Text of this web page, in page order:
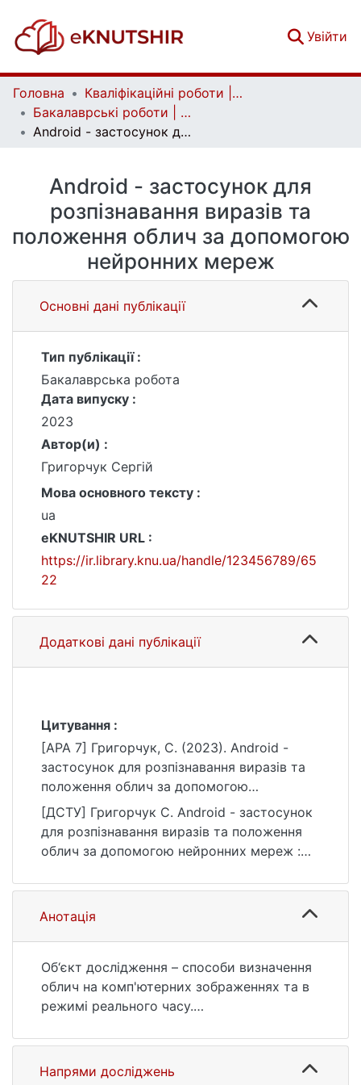
Увійти
Головна
Кваліфікаційні роботи | Qualifying works
Бакалаврські роботи | Bachelor theses
Android - застосунок для розпізнавання виразів та положення облич за допомогою нейронних мереж
Android - застосунок для
розпізнавання виразів та
положення облич за допомогою
нейронних мереж
Основні дані публікації
Тип публікації :
Бакалаврська робота
Дата випуску :
2023
Автор(и) :
Григорчук Сергій
Мова основного тексту :
ua
eKNUTSHIR URL :
https://ir.library.knu.ua/handle/123456789/65
22
Додаткові дані публікації
Цитування :
[APA 7] Григорчук, С. (2023). Android -
застосунок для розпізнавання виразів та
положення облич за допомогою
нейронних мереж [Бакалаврська робота,
Київський національний університет імені
Тараса Шевченка]. eKNUTSHIR.
https://ir.library.knu.ua/handle/123456789/65
22
[ДСТУ] Григорчук С. Android - застосунок
для розпізнавання виразів та положення
облич за допомогою нейронних мереж :
Інформаційні технології. Київ, 2023. 52 с.
URL:
https://ir.library.knu.ua/handle/123456789/65
Анотація
Об‘єкт дослідження – способи визначення
облич на комп'ютерних зображеннях та в
режимі реального часу.
застосунку для розпізнавання облич,
здатний працювати без інтернет з'єднання,
Напрями досліджень